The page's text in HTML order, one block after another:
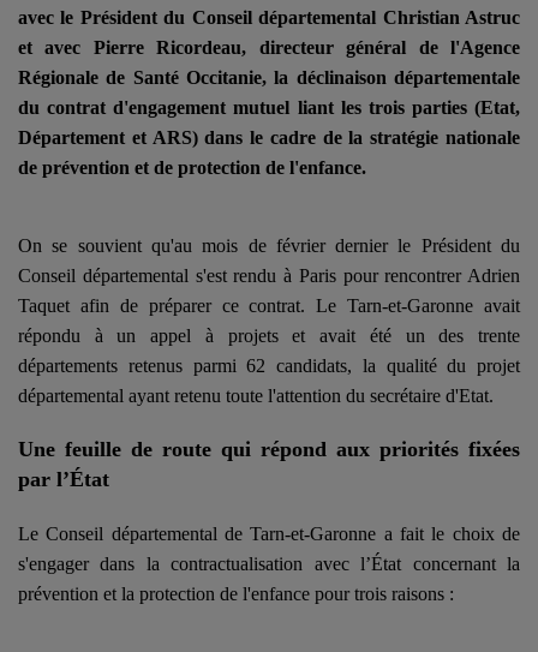
avec le Président du Conseil départemental Christian Astruc
et avec Pierre Ricordeau, directeur général de l'Agence
Régionale de Santé Occitanie, la déclinaison départementale
du contrat d'engagement mutuel liant les trois parties (Etat,
Département et ARS) dans le cadre de la stratégie nationale
de prévention et de protection de l'enfance.
On se souvient qu'au mois de février dernier le Président du
Conseil départemental s'est rendu à Paris pour rencontrer Adrien
Taquet afin de préparer ce contrat. Le Tarn-et-Garonne avait
répondu à un appel à projets et avait été un des trente
départements retenus parmi 62 candidats, la qualité du projet
départemental ayant retenu toute l'attention du secrétaire d'Etat.
Une feuille de route qui répond aux priorités fixées
par l’État
Le Conseil départemental de Tarn-et-Garonne a fait le choix de
s'engager dans la contractualisation avec l’État concernant la
prévention et la protection de l'enfance pour trois raisons :